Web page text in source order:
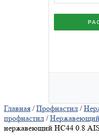
Главная /Профнастил /
профнастил /
нержавеющий НС44 0.8